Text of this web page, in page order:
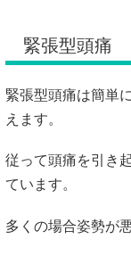
緊張型頭痛
緊張型頭痛は簡単
えます。
従って頭痛を引き
ています。
多くの場合姿勢が